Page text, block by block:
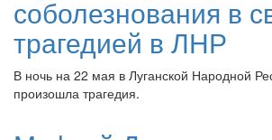
соболезнования в
трагедией в ЛНР
В ночь на 22 мая в Луганской Народной
произошла трагедия.